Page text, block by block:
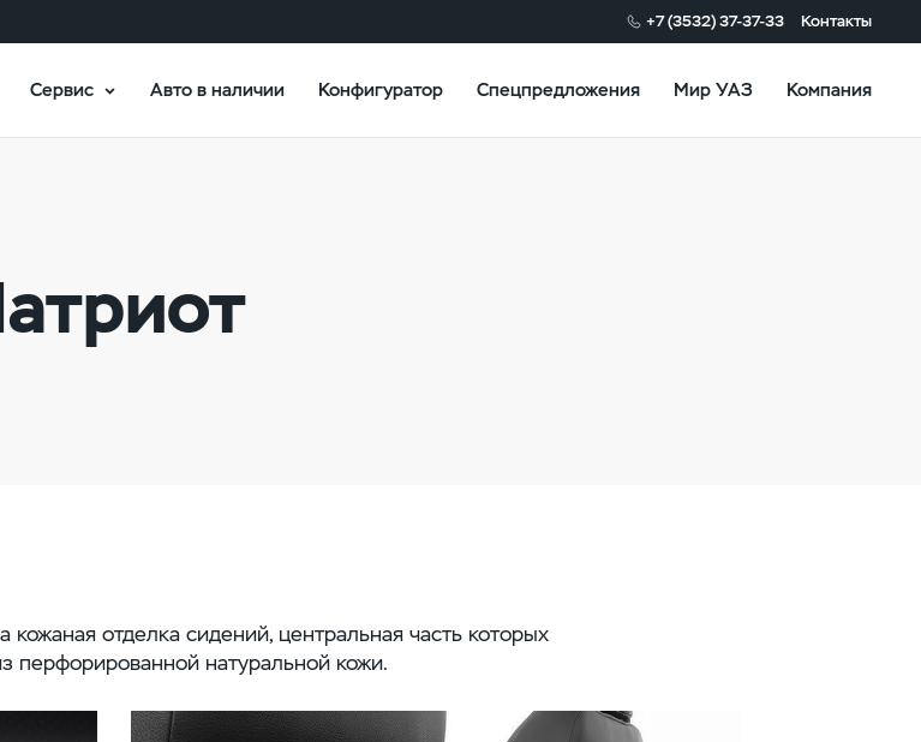
+7 (3532) 37-37-33 Контакты
Сервис Авто в наличии Конфигуратор Спецпредложения Мир УАЗ Компания
отделка сидений, центральная часть которых
перфорированной натуральной кожи.